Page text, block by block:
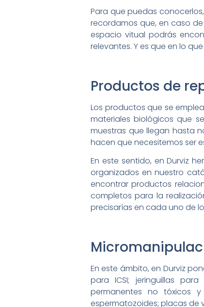
Para que puedas
recordamos que, en caso
espacio vitual podrás
relevantes. Y es que en lo
Productos de
Los productos que se
materiales biológicos que
muestras que llegan hasta
hacen que necesitemos ser
En este sentido, en Durviz
organizados en nuestro
encontrar productos
completos para la
precisarías en cada uno de
En este ámbito, en Durviz
para ICSI; jeringuillas
permanentes no tóxicos
espermatozoides; placas de